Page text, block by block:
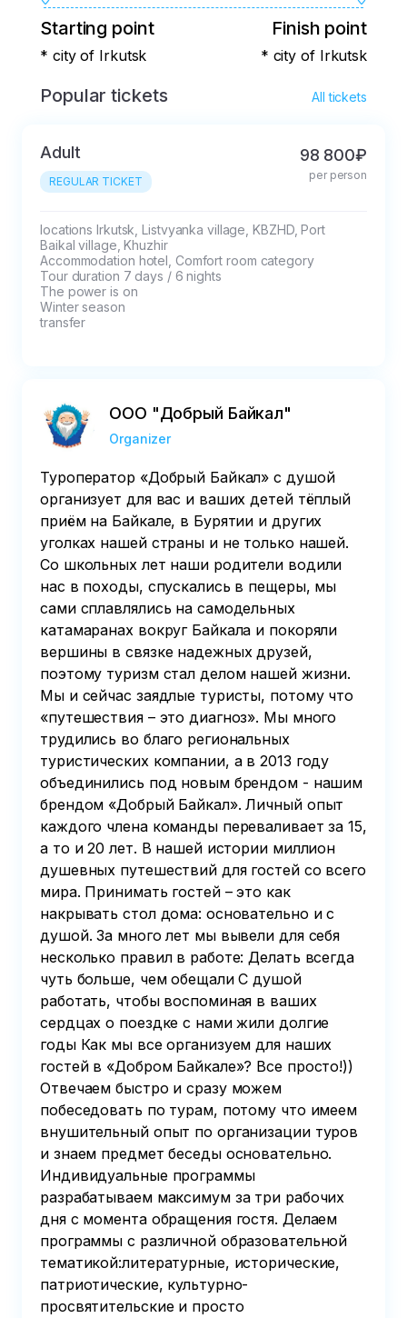
Starting point
* city of Irkutsk
Finish point
* city of Irkutsk
Popular tickets All tickets
Adult
REGULAR TICKET
98 800₽
per person
locations Irkutsk, Listvyanka village, KBZHD, Port
Baikal village, Khuzhir
Accommodation hotel, Comfort room category
Tour duration 7 days / 6 nights
The power is on
Winter season
transfer
ООО "Добрый Байкал"
Organizer
Туроператор «Добрый Байкал» с душой
организует для вас и ваших детей тёплый
приём на Байкале, в Бурятии и других
уголках нашей страны и не только нашей.
Со школьных лет наши родители водили
нас в походы, спускались в пещеры, мы
сами сплавлялись на самодельных
катамаранах вокруг Байкала и покоряли
вершины в связке надежных друзей,
поэтому туризм стал делом нашей жизни.
Мы и сейчас заядлые туристы, потому что
«путешествия – это диагноз». Мы много
трудились во благо региональных
туристических компании, а в 2013 году
объединились под новым брендом - нашим
брендом «Добрый Байкал». Личный опыт
каждого члена команды переваливает за 15,
а то и 20 лет. В нашей истории миллион
душевных путешествий для гостей со всего
мира. Принимать гостей – это как
накрывать стол дома: основательно и с
душой. За много лет мы вывели для себя
несколько правил в работе: Делать всегда
чуть больше, чем обещали С душой
работать, чтобы воспоминая в ваших
сердцах о поездке с нами жили долгие
годы Как мы все организуем для наших
гостей в «Добром Байкале»? Все просто!))
Отвечаем быстро и сразу можем
побеседовать по турам, потому что имеем
внушительный опыт по организации туров
и знаем предмет беседы основательно.
Индивидуальные программы
разрабатываем максимум за три рабочих
дня с момента обращения гостя. Делаем
программы с различной образовательной
тематикой:литературные, исторические,
патриотические, культурно-
просвятительские и просто